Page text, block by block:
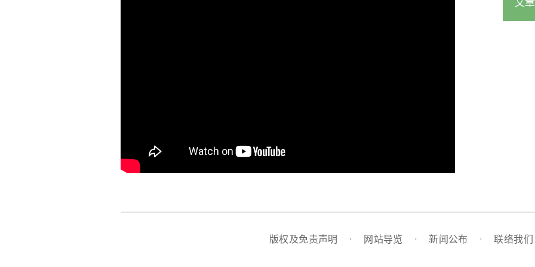
文
版权及免责声明 · 网站导览 · 新闻公布 · 联络我们